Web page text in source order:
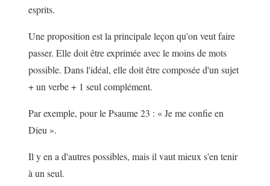
esprits.
Une proposition est la principale leçon qu'on veut faire
passer. Elle doit être exprimée avec le moins de mots
possible. Dans l'idéal, elle doit être composée d'un sujet
+ un verbe + 1 seul complément.
Par exemple, pour le Psaume 23 : « Je me confie en
Dieu ».
Il y en a d'autres possibles, mais il vaut mieux s'en tenir
à un seul.